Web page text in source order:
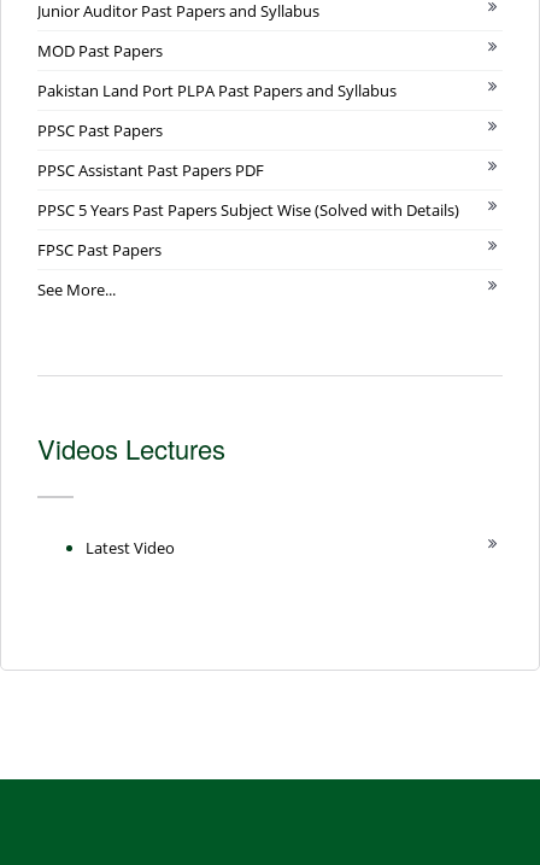
Junior Auditor Past Papers and Syllabus
MOD Past Papers
Pakistan Land Port PLPA Past Papers and Syllabus
PPSC Past Papers
PPSC Assistant Past Papers PDF
PPSC 5 Years Past Papers Subject Wise (Solved with Details)
FPSC Past Papers
See More...
Videos Lectures
Latest Video